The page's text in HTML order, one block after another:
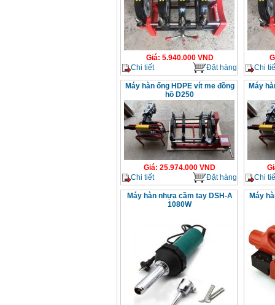
Giá: 5.940.000VND
Chi tiết
Đặt hàng
Chi
Máy hàn ống HDPE vít me đồng
hồ D250
Giá: 25.974.000 VND
Chi tiết
Đặt hàng
Máy
Chi
Máy hàn nhựa cầm tay DSH-A
1080W
Máy